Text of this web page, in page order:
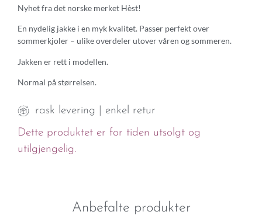
Nyhet fra det norske merket Hèst!
En nydelig jakke i en myk kvalitet. Passer perfekt over
sommerkjoler – ulike overdeler utover våren og sommeren.
Jakken er rett i modellen.
Normal på størrelsen.
rask levering | enkel retur
Dette produktet er for tiden utsolgt og
utilgjengelig.
Anbefalte produkter